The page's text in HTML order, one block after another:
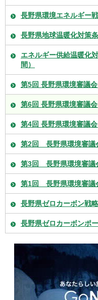
長野県環境エネルギー
長野県地球温暖化対策
エネルギー供給温暖化
間）
第5回 長野県環境審議
第6回 長野県環境審議
第4回 長野県環境審議
第2回 長野県環境審議
第3回 長野県環境審議
第1回 長野県環境審議
長野県ゼロカーボン戦
長野県ゼロカーボンポ